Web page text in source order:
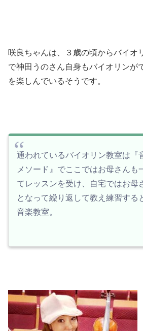
咲良ちゃんは、３歳の頃からバイオ
で神田うのさん自身もバイオリンが
を楽しんでいるそうです。
通われているバイオリン教室は『
メソード』でここではお母さんも
てレッスンを受け、自宅ではお母
となって繰り返して教え練習する
音楽教室。